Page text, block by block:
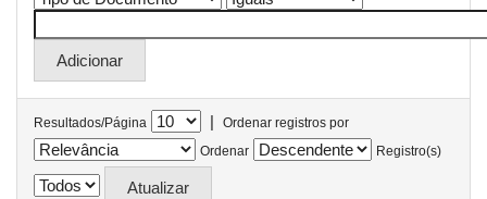
Resultados/Página |
Ordenar registros por
Ordenar
Registro(s)